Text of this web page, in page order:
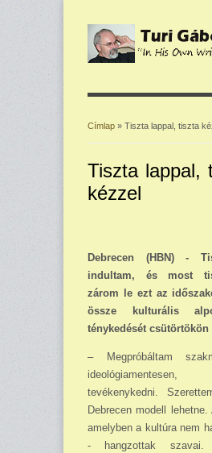
Címlap » Tiszta lappal, tiszta
Tiszta lappal,
kézzel
Debrecen (HBN) -
indultam, és most
zárom le ezt az
össze kulturális
ténykedését csütörtökön
– Megpróbáltam
ideológiamentesen,
tevékenykedni.
Debrecen modell
amelyben a kultúra nem
- hangzottak szavai.